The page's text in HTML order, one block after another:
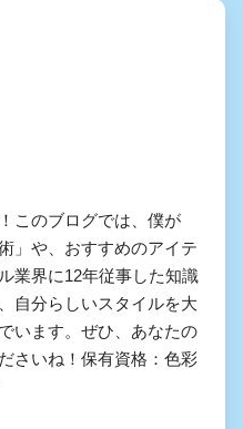
このブログでは、僕が
」や、おすすめのアイテ
業界に12年従事した知識
自分らしいスタイルを大
います。ぜひ、あなたの
さいね！保有資格：色彩